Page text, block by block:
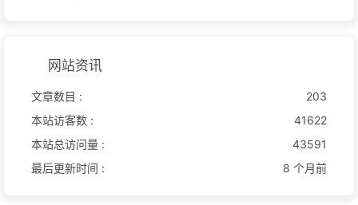
网站资讯
文章数目 :
203
本站访客数 :
41622
本站总访问量 :
43591
最后更新时间 :
8 个月前